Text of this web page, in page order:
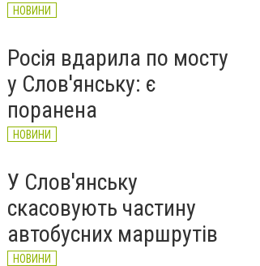
НОВИНИ
Росія вдарила по мосту
у Слов'янську: є
поранена
НОВИНИ
У Слов'янську
скасовують частину
автобусних маршрутів
НОВИНИ